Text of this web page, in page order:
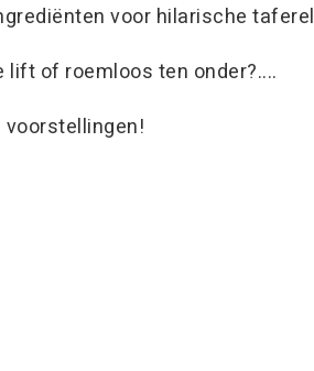
voor hilarische
lift of roemloos ten onder?....